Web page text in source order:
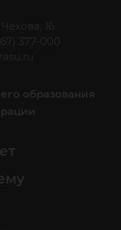
16
377-000
образования